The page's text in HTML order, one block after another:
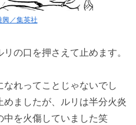
興／集英社
の口を押さえて止めます。
なれってことじゃないでし
ましたが、ルリは半分火炎
中を火傷していました笑